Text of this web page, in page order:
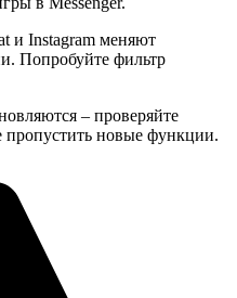
и Instagram меняют
Попробуйте фильтр
– проверяйте
пропустить новые функции.